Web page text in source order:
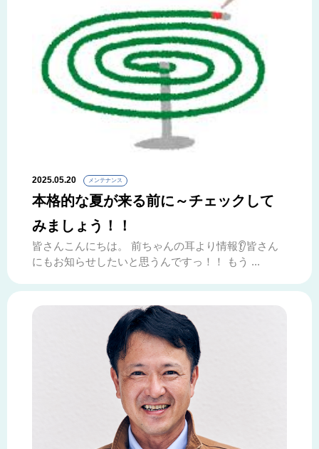
2025.05.20 メンテナンス
本格的な夏が来る前に～チェックして
みましょう！！
皆さんこんにちは。 前ちゃんの耳より情報👂皆さん
にもお知らせしたいと思うんですっ！！ もう ...